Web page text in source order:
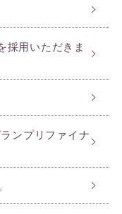
採用いただきま
ンプリファイナ